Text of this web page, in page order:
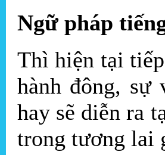
Ngữ pháp
Thì hiện tại
hành đông,
hay sẽ diễn ra
trong tương lai